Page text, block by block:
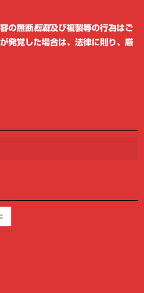
の無断転載及び複製等の行為はご
発覚した場合は、法律に則り、厳